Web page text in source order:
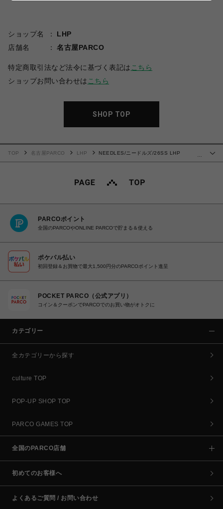
ショップ名
LHP
店舗名
名古屋PARCO
特定商取引法など法令に基づく表記は こちら
ショップお問い合わせは こちら
SHOP TOP
…
TOP 名古屋PARCO LHP
NEEDLES/ニードルズ/26SS LHP
PARCOポイント
全国のPARCOやONLINE PARCOで貯まる＆使える
ポケパル払い
初回登録＆お買物で最大1,500円分のPARCOポイント進呈
POCKET PARCO（公式アプリ）
コイン＆クーポンでPARCOでのお買い物がオトクに
カテゴリー
全カテゴリーから探す
culture TOP
POP-UP SHOP TOP
PARCO GAMES TOP
全国のPARCO店舗
初めてのお客様へ
よくあるご質問 / お問い合わせ